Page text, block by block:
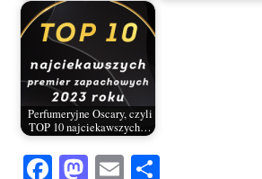
Perfumeryjne Oscary, czyli
TOP 10 najciekawszych…
Fa M E